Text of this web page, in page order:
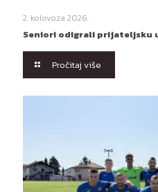
2. kolovoza 2026.
Seniori odigrali prijateljsku
Pročitaj više